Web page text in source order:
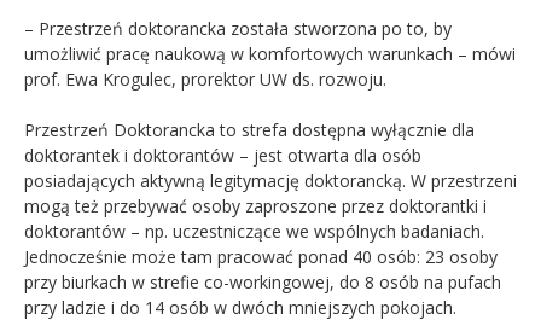
– Przestrzeń doktorancka została stworzona po to, by
umożliwić pracę naukową w komfortowych warunkach – mówi
prof. Ewa Krogulec, prorektor UW ds. rozwoju.
Przestrzeń Doktorancka to strefa dostępna wyłącznie dla
doktorantek i doktorantów – jest otwarta dla osób
posiadających aktywną legitymację doktorancką. W przestrzeni
mogą też przebywać osoby zaproszone przez doktorantki i
doktorantów – np. uczestniczące we wspólnych badaniach.
Jednocześnie może tam pracować ponad 40 osób: 23 osoby
przy biurkach w strefie co-workingowej, do 8 osób na pufach
przy ladzie i do 14 osób w dwóch mniejszych pokojach.